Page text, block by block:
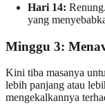
Hari 14:
yang
Minggu 3:
Kini tiba masanya
lebih panjang atau
mengekalkannya